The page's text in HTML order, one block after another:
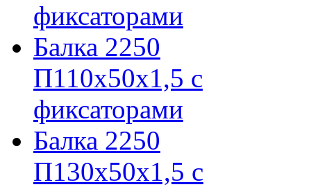
фиксаторами
Балка 2250
П110х50х1,5 с
фиксаторами
Балка 2250
П130х50х1,5 с